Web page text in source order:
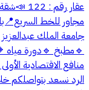
عقار
مجاور للخط
جامعة الملك
🔹مطبخ 🔹دورة مياه
منافع الاقتصادية
الرد نسعد بتواصلكم